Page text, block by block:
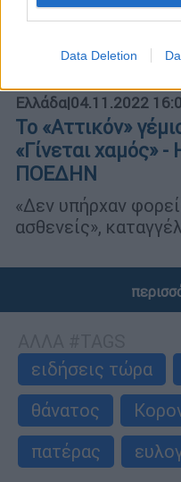
Data Deletion
Ελλάδα|04.11.2022
Το «Αττικόν»
«Γίνεται χαμός»
ΠΟΕΔΗΝ
«Δεν υπήρχαν
ασθενείς»,
ειδήσεις τώρα
θάνατος
πατέρας